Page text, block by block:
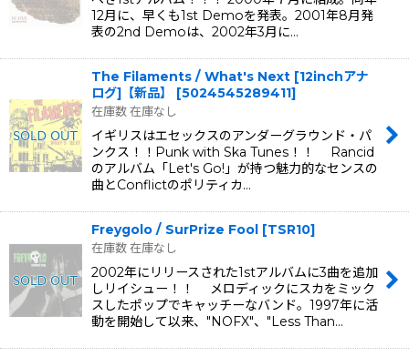
12月に、早くも1st Demoを発表。2001年8月発
表の2nd Demoは、2002年3月に…
The Filaments / What's Next [12inchアナ
ログ]【新品】
[5024545289411]
在庫数 在庫なし
イギリスはエセックスのアンダーグラウンド・パ
ンクス！！Punk with Ska Tunes！！ Rancid
のアルバム「Let's Go!」が持つ魅力的なセンスの
曲とConflictのポリティカ…
Freygolo / SurPrize Fool [TSR10]
在庫数 在庫なし
2002年にリリースされた1stアルバムに3曲を追加
しリイシュー！！ メロディックにスカをミック
スしたポップでキャッチーなバンド。1997年に活
動を開始して以来、"NOFX"、"Less Than…